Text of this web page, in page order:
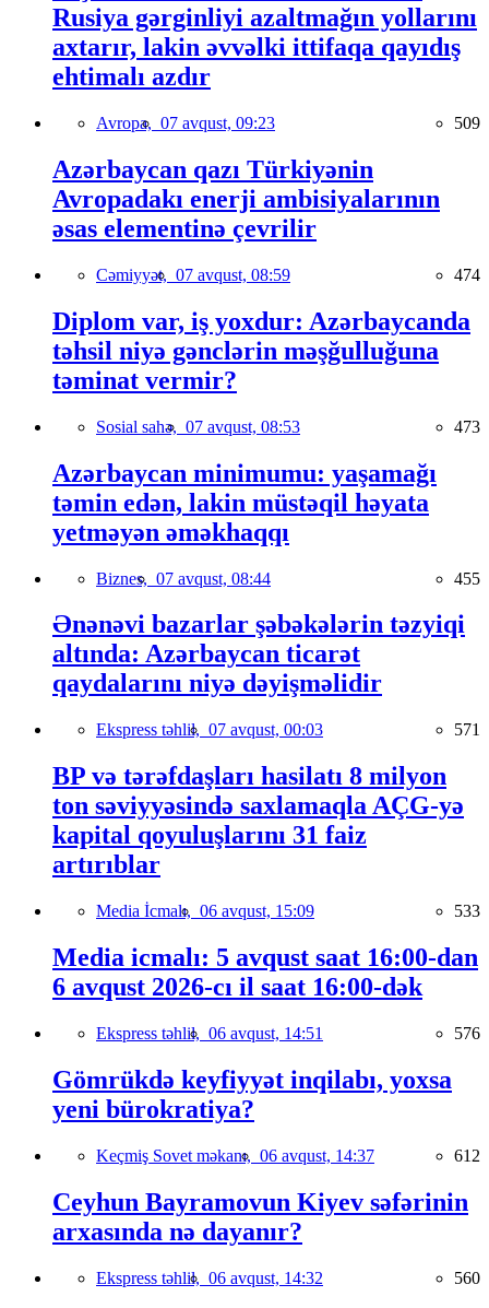
Rusiya gərginliyi azaltmağın yollarını
axtarır, lakin əvvəlki ittifaqa qayıdış
ehtimalı azdır
Avropa, 07 avqust, 09:23 509
Azərbaycan qazı Türkiyənin
Avropadakı enerji ambisiyalarının
əsas elementinə çevrilir
Cəmiyyət, 07 avqust, 08:59 474
Diplom var, iş yoxdur: Azərbaycanda
təhsil niyə gənclərin məşğulluğuna
təminat vermir?
Sosial sahə, 07 avqust, 08:53 473
Azərbaycan minimumu: yaşamağı
təmin edən, lakin müstəqil həyata
yetməyən əməkhaqqı
Biznes, 07 avqust, 08:44 455
Ənənəvi bazarlar şəbəkələrin təzyiqi
altında: Azərbaycan ticarət
qaydalarını niyə dəyişməlidir
Ekspress təhlil, 07 avqust, 00:03 571
BP və tərəfdaşları hasilatı 8 milyon
ton səviyyəsində saxlamaqla AÇG-yə
kapital qoyuluşlarını 31 faiz
artırıblar
Media İcmalı, 06 avqust, 15:09 533
Media icmalı: 5 avqust saat 16:00-dan
6 avqust 2026-cı il saat 16:00-dək
Ekspress təhlil, 06 avqust, 14:51 576
Gömrükdə keyfiyyət inqilabı, yoxsa
yeni bürokratiya?
Keçmiş Sovet məkanı, 06 avqust, 14:37 612
Ceyhun Bayramovun Kiyev səfərinin
arxasında nə dayanır?
Ekspress təhlil, 06 avqust, 14:32 560